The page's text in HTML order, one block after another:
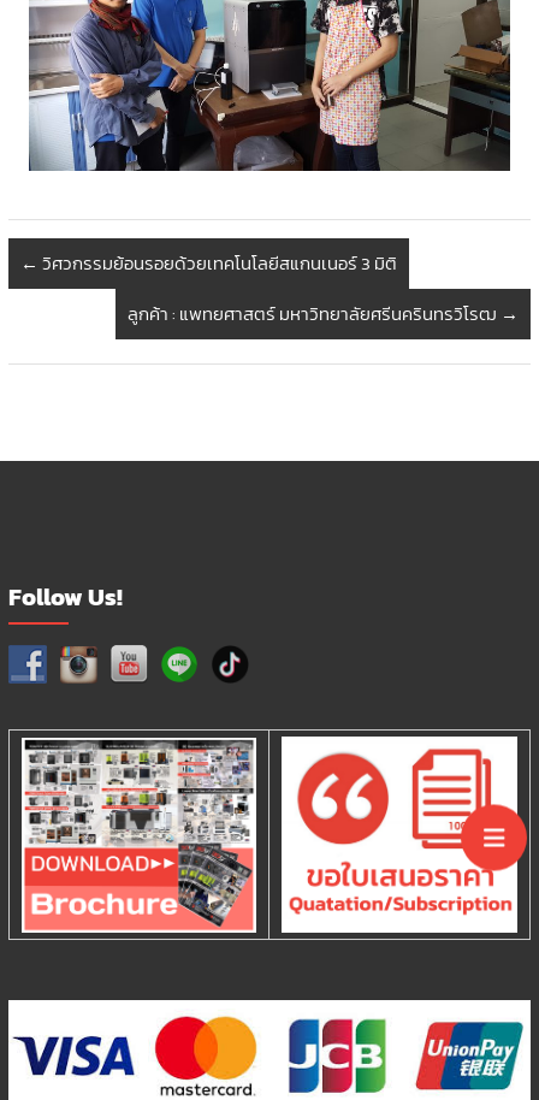
← วิศวกรรมย้อนรอยด้วยเทคโนโลยีสแกนเนอร์ 3 มิติ
ลูกค้า : แพทยศาสตร์ มหาวิทยาลัยศรีนครินทรวิโรฒ →
Follow Us!